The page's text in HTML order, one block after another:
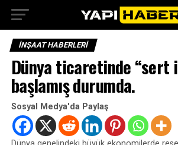
İNŞAAT HABERLERI
Dünya ticaretinde “sert
başlamış durumda.
Sosyal Medya'da Paylaş